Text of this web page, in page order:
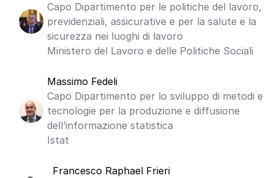
Capo Dipartimento per le politiche del lavoro,
previdenziali, assicurative e per la salute e la
sicurezza nei luoghi di lavoro
Ministero del Lavoro e delle Politiche Sociali
Massimo Fedeli
Capo Dipartimento per lo sviluppo di metodi e
tecnologie per la produzione e diffusione
dell’informazione statistica
Istat
Francesco Raphael Frieri